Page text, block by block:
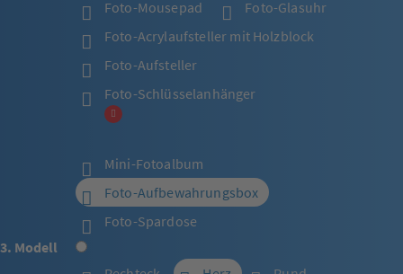
Foto-Mousepad
Foto-Glasuhr
Foto-Acrylaufsteller mit Holzblock
Foto-Aufsteller
Foto-Schlüsselanhänger
Mini-Fotoalbum
Foto-Aufbewahrungsbox
Foto-Spardose
3. Modell